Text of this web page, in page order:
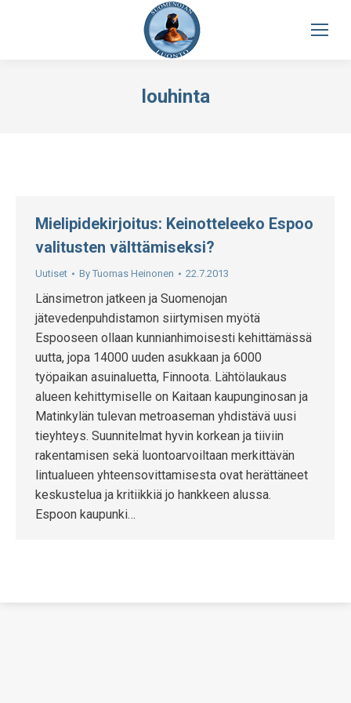
louhinta
Mielipidekirjoitus: Keinotteleeko Espoo
valitusten välttämiseksi?
Uutiset By Tuomas Heinonen 22.7.2013
Länsimetron jatkeen ja Suomenojan
jätevedenpuhdistamon siirtymisen myötä
Espooseen ollaan kunnianhimoisesti kehittämässä
uutta, jopa 14000 uuden asukkaan ja 6000
työpaikan asuinaluetta, Finnoota. Lähtölaukaus
alueen kehittymiselle on Kaitaan kaupunginosan ja
Matinkylän tulevan metroaseman yhdistävä uusi
tieyhteys. Suunnitelmat hyvin korkean ja tiiviin
rakentamisen sekä luontoarvoiltaan merkittävän
lintualueen yhteensovittamisesta ovat herättäneet
keskustelua ja kritiikkiä jo hankkeen alussa.
Espoon kaupunki…